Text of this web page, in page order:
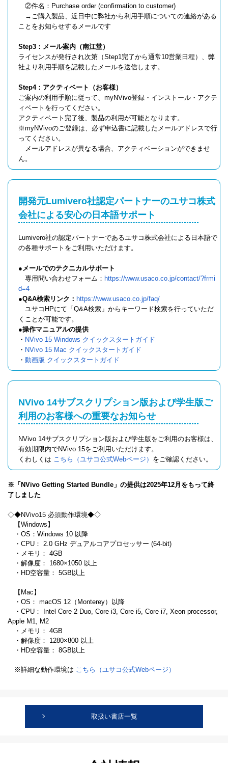
②件名：Purchase order (confirmation to customer)
→ご購入製品、近日中に弊社から利用手順についての連絡がある
ことをお知らせするメールです
Step3：メール案内（南江堂）
ライセンスが発行され次第（Step1完了から通常10営業日程）、弊
社より利用手順を記載したメールを送信します。
Step4：アクティベート（お客様）
ご案内の利用手順に従って、myNVivo登録・インストール・アクテ
ィベートを行ってください。
アクティベート完了後、製品の利用が可能となります。
※myNVivoのご登録は、必ず申込書に記載したメールアドレスで行
ってください。
メールアドレスが異なる場合、アクティベーションができませ
ん。
開発元Lumivero社認定パートナーのユサコ株式
会社による安心の日本語サポート
Lumivero社の認定パートナーであるユサコ株式会社による日本語で
の各種サポートをご利用いただけます。
●メールでのテクニカルサポート
専用問い合わせフォーム： https://www.usaco.co.jp/contact/?frmi
d=4
●Q&A検索リンク： https://www.usaco.co.jp/faq/
ユサコHPにて「Q&A検索」からキーワード検索を行っていただ
くことが可能です。
●操作マニュアルの提供
・ NVivo 15 Windows クイックスタートガイド
・ NVivo 15 Mac クイックスタートガイド
・ 動画版 クイックスタートガイド
NVivo 14サブスクリプション版および学生版ご
利用のお客様への重要なお知らせ
NVivo 14サブスクリプション版および学生版をご利用のお客様は、
有効期限内でNVivo 15をご利用いただけます。
くわしくは こちら（ユサコ公式Webページ） をご確認ください。
※「NVivo Getting Started Bundle」の提供は2025年12月をもって終
了しました
◇◆NVivo15 必須動作環境◆◇
【Windows】
・OS：Windows 10 以降
・CPU： 2.0 GHz デュアルコアプロセッサー (64-bit)
・メモリ： 4GB
・解像度： 1680×1050 以上
・HD空容量： 5GB以上
【Mac】
・OS： macOS 12（Monterey）以降
・CPU： Intel Core 2 Duo, Core i3, Core i5, Core i7, Xeon processor,
Apple M1, M2
・メモリ： 4GB
・解像度： 1280×800 以上
・HD空容量： 8GB以上
※詳細な動作環境は こちら（ユサコ公式Webページ）
取扱い書店一覧